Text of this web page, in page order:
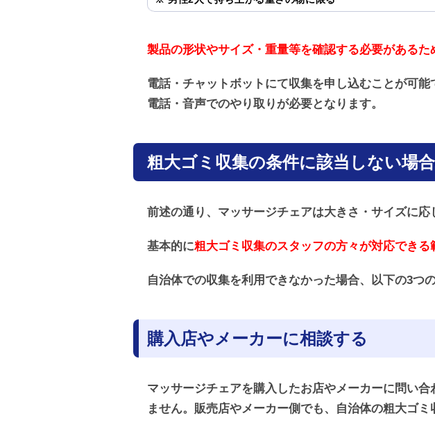
製品の形状やサイズ・重量等を確認する必要がある
電話・チャットボットにて収集を申し込むことが可
電話・音声でのやり取りが必要となります。
粗大ゴミ収集の条件に該当しない場
前述の通り、マッサージチェアは大きさ・サイズに
基本的に粗大ゴミ収集のスタッフの方々が対応でき
自治体での収集を利用できなかった場合、以下の3つ
購入店やメーカーに相談する
マッサージチェアを購入したお店やメーカーに問い
ません。販売店やメーカー側でも、自治体の粗大ゴ